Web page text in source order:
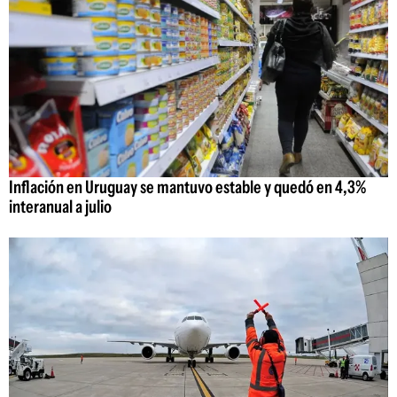
Inflación en Uruguay se mantuvo estable y quedó en 4,3%
interanual a julio